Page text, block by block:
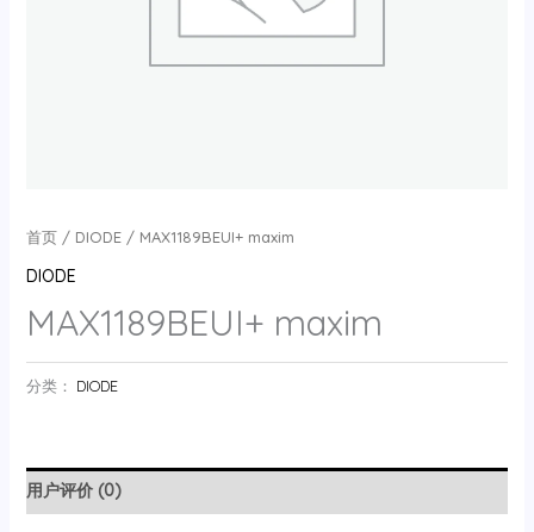
首页/ DIODE/ MAX1189BEUI+ maxim
DIODE
MAX1189BEUI+ maxim
分类： DIODE
用户评价 (0)